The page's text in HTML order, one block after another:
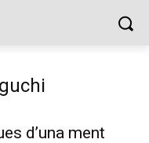
d’una ment